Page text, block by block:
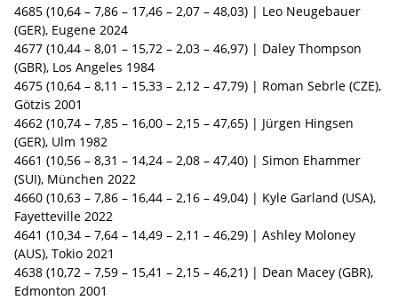
4685 (10,64 – 7,86 – 17,46 – 2,07 – 48,03) | Leo Neugebauer
(GER), Eugene 2024
4677 (10,44 – 8,01 – 15,72 – 2,03 – 46,97) | Daley Thompson
(GBR), Los Angeles 1984
4675 (10,64 – 8,11 – 15,33 – 2,12 – 47,79) | Roman Sebrle (CZE),
Götzis 2001
4662 (10,74 – 7,85 – 16,00 – 2,15 – 47,65) | Jürgen Hingsen
(GER), Ulm 1982
4661 (10,56 – 8,31 – 14,24 – 2,08 – 47,40) | Simon Ehammer
(SUI), München 2022
4660 (10,63 – 7,86 – 16,44 – 2,16 – 49,04) | Kyle Garland (USA),
Fayetteville 2022
4641 (10,34 – 7,64 – 14,49 – 2,11 – 46,29) | Ashley Moloney
(AUS), Tokio 2021
4638 (10,72 – 7,59 – 15,41 – 2,15 – 46,21) | Dean Macey (GBR),
Edmonton 2001